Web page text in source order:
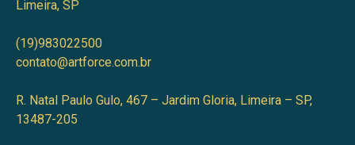
Limeira, SP
(19)983022500
contato@artforce.com.br
R. Natal Paulo Gulo, 467 – Jardim Gloria, Limeira – SP,
13487-205